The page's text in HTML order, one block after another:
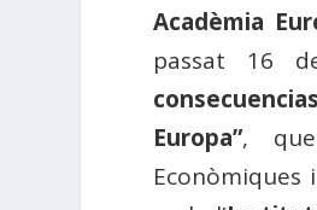
Acadèmia
passat 16
Europa”, que
Econòmiques